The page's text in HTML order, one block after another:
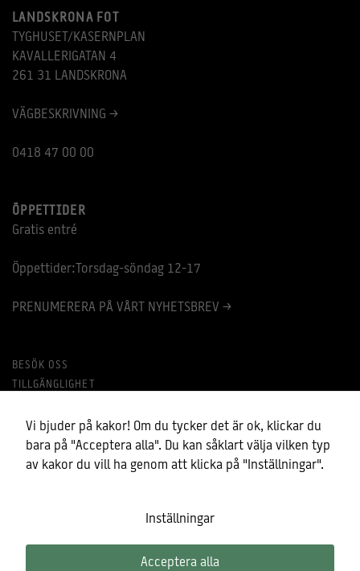
LANDSKRONA FOT
TYGHUSET/KASERNPLAN
KAVALLERIGATAN 4
261 31 LANDSKRONA
VÄGBESKRIVNING >
0418 47 00 00
ÖPPETTIDER
Gratis entré
Öppettider:Torsdag-söndag 12-17
PRENUMERERA PÅ VÅRT NYHETSBREV >
BESÖK OSS
TILLGÄNGLIGHET
BEHANDLING AV PERSONUPPGIFTER
Vi bjuder på kakor! Om du tycker det är ok, klickar du
bara på "Acceptera alla". Du kan såklart välja vilken typ
av kakor du vill ha genom att klicka på "Inställningar".
Inställningar
Acceptera alla
välja bort.
för att
hemsidan